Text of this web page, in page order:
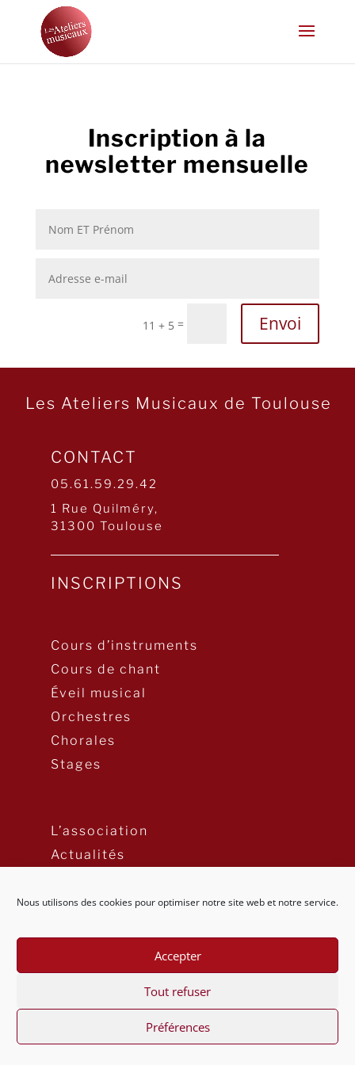
Nous utilisons des cookies pour optimiser notre site web et notre service.
Accepter
Tout refuser
Préférences
Inscription à la
newsletter mensuelle
11 + 5 = Envoi
Les Ateliers Musicaux de Toulouse
CONTACT
05.61.59.29.42
1 Rue Quilméry,
31300 Toulouse
INSCRIPTIONS
Cours d’instruments
Cours de chant
Éveil musical
Orchestres
Chorales
Stages
L’association
Actualités
Mentions Légales
© 2020 Les Ateliers Musicaux – Tous droits réservés –
Site réalisé par JLD